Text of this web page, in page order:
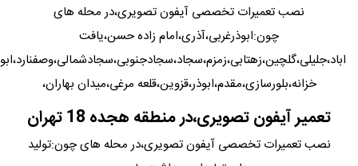
نصب تعمیرات تخصصی آیفون تصویری،در محله های
چون:ابوذرغربی،آذری،امام زاده حسن،یافت
خزانه،بلورسازی،مقدم،ابوذر،قزوین،قلعه مرغی،میدان بهاران،
تعمیر آیفون تصویری،در منطقه هجده 18 تهران
نصب تعمیرات تخصصی آیفون تصویری،در محله های چون:تولید